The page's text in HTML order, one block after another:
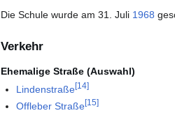
Die Schule wurde am 31. Juli 1968
Verkehr
Ehemalige Straße (Auswahl)
Lindenstraße[14]
Offleber Straße[15]